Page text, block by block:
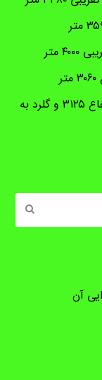
متر
گزارش برنامه صعود به قله های پاوش به ارتفاع ۳۱۲۵ و گلرد به
آن